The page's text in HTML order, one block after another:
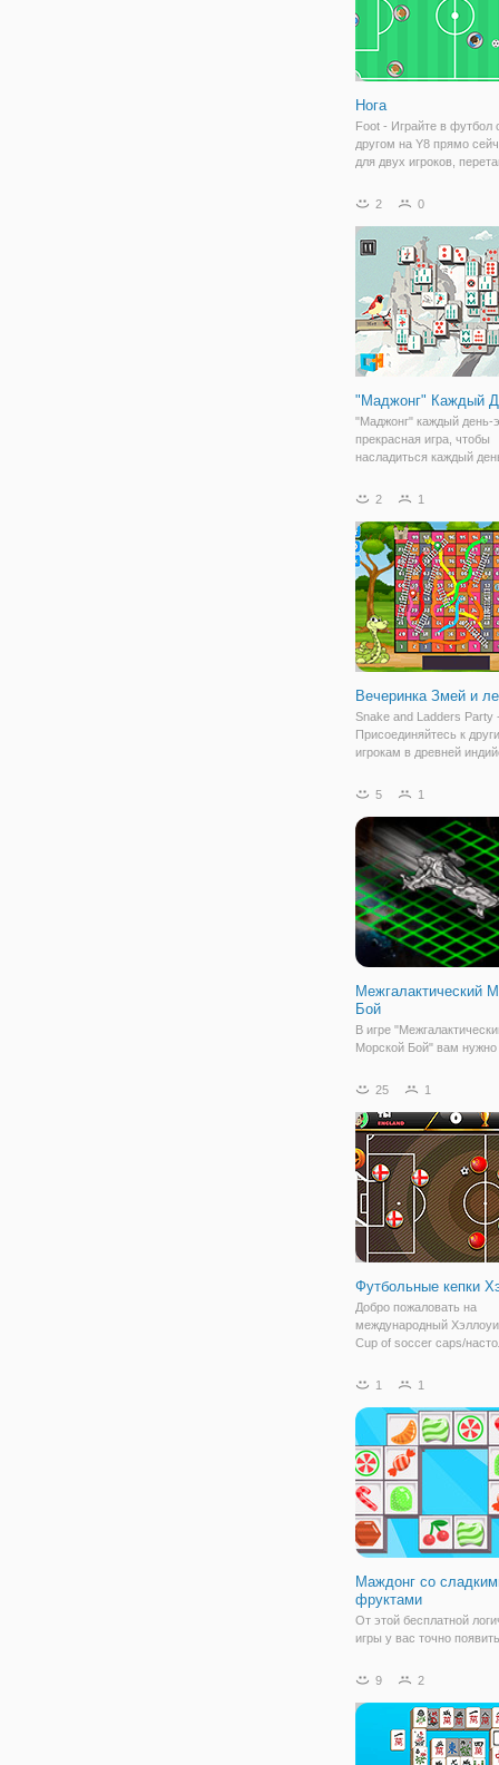
Нога
Foot - Играйте в футбол
другом на Y8 прямо
для двух игроков,
чтобы сделать тире.
времяпрепровождения,
доступная на мобильных
2 0
"Маджонг" Каждый
"Маджонг" каждый день-
прекрасная игра, чтобы
насладиться каждый
поле.2 1
Вечеринка Змей и
Snake and Ladders Party
Присоединяйтесь к
игрокам в древней
считается мировой
соревнование по гонкам,
основанное на чистой
5 1
Межгалактический
Бой
В игре
Морской Бой" вам нужно
и спасти планету Земля
нажать на сетку врага,
найти и уничтожить их
прежде чем они
25 1
Футбольные кепки
Добро пожаловать на
международный
Cup of soccer caps/
команду и управляйте
Помните , как мы
настольный футбол или
1 1
Маждонг со
фруктами
От этой бесплатной
игры у вас точно
лишь логическая флеш
образом, что имеет на
элементах очень
рисунки фруктов.
9 2